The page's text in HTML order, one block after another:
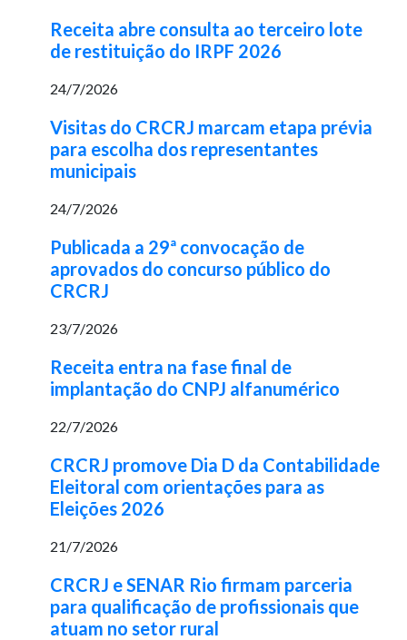
Receita abre consulta ao terceiro lote
de restituição do IRPF 2026
24/7/2026
Visitas do CRCRJ marcam etapa prévia
para escolha dos representantes
municipais
24/7/2026
Publicada a 29ª convocação de
aprovados do concurso público do
CRCRJ
23/7/2026
Receita entra na fase final de
implantação do CNPJ alfanumérico
22/7/2026
CRCRJ promove Dia D da Contabilidade
Eleitoral com orientações para as
Eleições 2026
21/7/2026
CRCRJ e SENAR Rio firmam parceria
para qualificação de profissionais que
atuam no setor rural